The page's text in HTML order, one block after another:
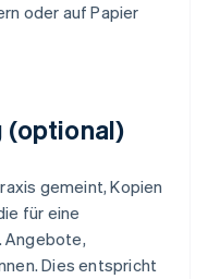
oder auf Papier
(optional)
gemeint, Kopien
für eine
Angebote,
Dies entspricht